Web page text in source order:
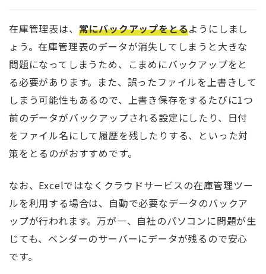
在庫管理表は、 常にバックアップをとるようにしまし
ょう。在庫管理表のデータが消失してしまうと大きな
問題になってしまうため、こまめにバックアップをと
る必要があります。また、誤ったファイルを上書きして
しまう可能性もあるので、上書き保存をするたびに1つ
前のデータがバックアップされる設定にしたり、日付
をファイル名にして履歴を残したりする、といった対
策をとるのがおすすめです。
なお、Excelではなくクラウドサービスの在庫管理ツー
ルを利用する場合は、自動で必要なデータのバックア
ップが行われます。万が一、自社のパソコンに問題が生
じても、ベンダーのサーバーにデータが残るので安心
です。